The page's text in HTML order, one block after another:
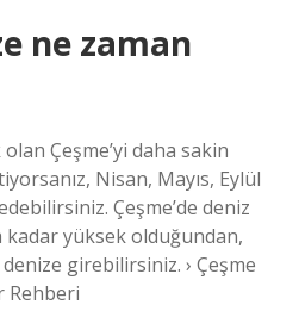
ne zaman
Çeşme’yi daha sakin
Nisan, Mayıs, Eylül
Çeşme’de deniz
kadar yüksek olduğundan,
girebilirsiniz. › Çeşme
Rehberi